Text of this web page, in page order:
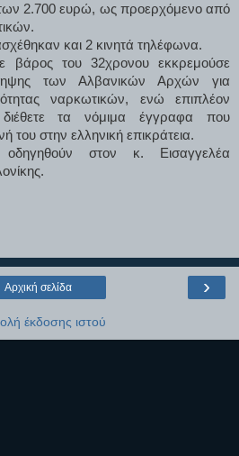
2.700 ευρώ, ως προερχόμενο από
και 2 κινητά τηλέφωνα.
βάρος του 32χρονου εκκρεμούσε
των Αλβανικών Αρχών για
ναρκωτικών, ενώ επιπλέον
διέθετε τα νόμιμα έγγραφα που
του στην ελληνική επικράτεια.
στον κ. Εισαγγελέα
›
Αρχική σελίδα
έκδοσης ιστού